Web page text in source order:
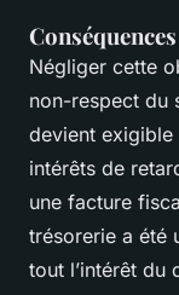
Négliger cette
non-respect du
devient exigible
intérêts de
une facture
trésorerie a été
tout l’intérêt du